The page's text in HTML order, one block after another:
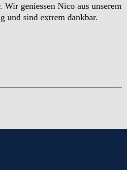
geniessen Nico aus unserem
und sind extrem dankbar.